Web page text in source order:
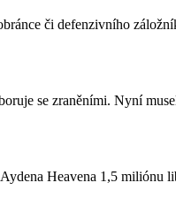
či defenzivního
se zraněními. Nyní
Heavena 1,5